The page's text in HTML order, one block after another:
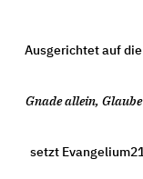
Ausgerichtet auf
Gnade allein,
setzt